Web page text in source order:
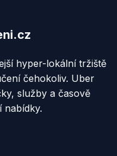
hyper-lokální tržiště
čehokoliv. Uber
služby a časově
nabídky.